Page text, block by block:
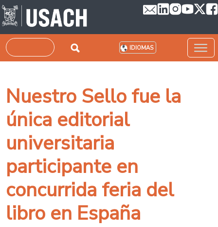
Pasar al contenido principal
Buscar IDIOMAS
Nuestro Sello fue la
única editorial
universitaria
participante en
concurrida feria del
libro en España